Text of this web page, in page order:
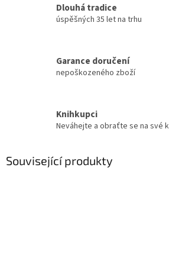
Dlouhá tradice
úspěšných 35 let na trhu
Garance doručení
nepoškozeného zboží
Knihkupci
Neváhejte a obraťte se na své
Související produkty